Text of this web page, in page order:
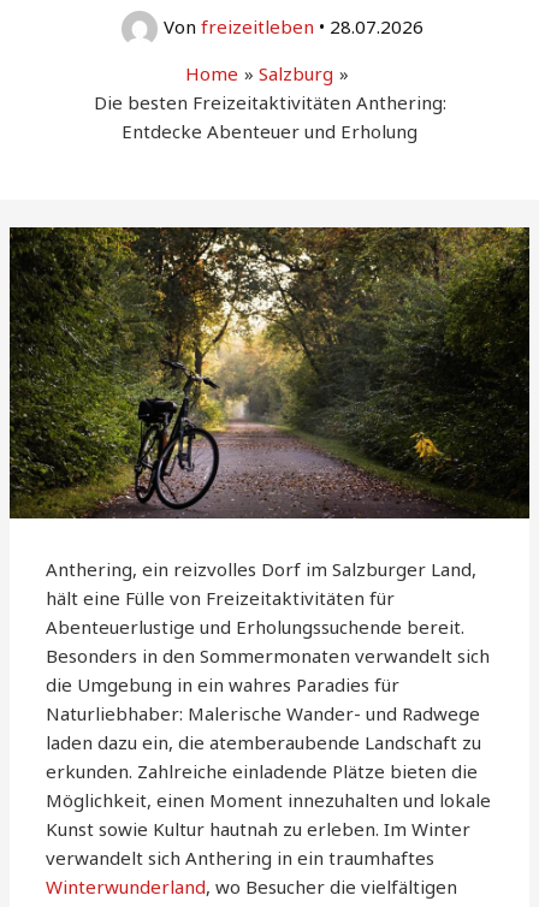
Von freizeitleben • 28.07.2026
Home
Salzburg
Die besten Freizeitaktivitäten Anthering:
Entdecke Abenteuer und Erholung
Anthering, ein reizvolles Dorf im Salzburger Land,
hält eine Fülle von Freizeitaktivitäten für
Abenteuerlustige und Erholungssuchende bereit.
Besonders in den Sommermonaten verwandelt sich
die Umgebung in ein wahres Paradies für
Naturliebhaber: Malerische Wander- und Radwege
laden dazu ein, die atemberaubende Landschaft zu
erkunden. Zahlreiche einladende Plätze bieten die
Möglichkeit, einen Moment innezuhalten und lokale
Kunst sowie Kultur hautnah zu erleben. Im Winter
verwandelt sich Anthering in ein traumhaftes
Winterwunderland, wo Besucher die vielfältigen